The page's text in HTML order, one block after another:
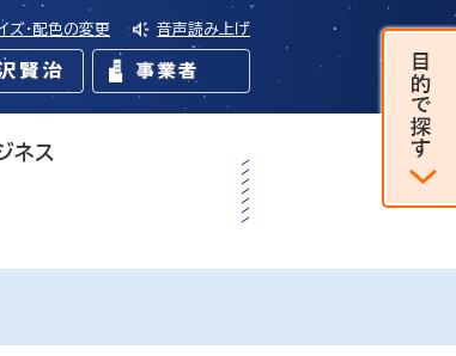
ズ・配色の変更 音声読み上げ
ネス